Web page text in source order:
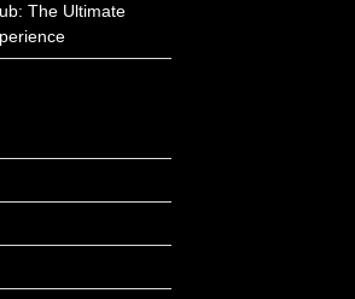
The Ultimate